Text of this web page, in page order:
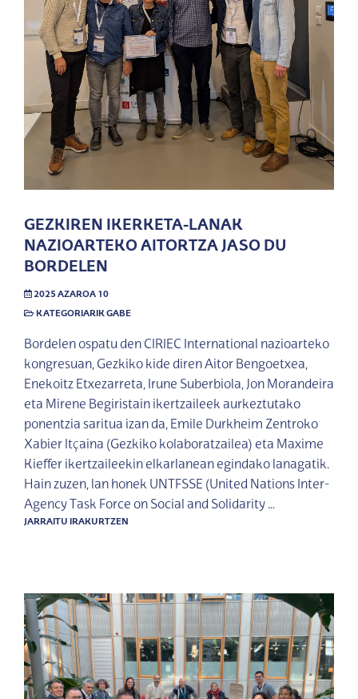
GEZKIREN IKERKETA-LANAK
NAZIOARTEKO AITORTZA JASO DU
BORDELEN
2025 AZAROA 10
KATEGORIARIK GABE
Bordelen ospatu den CIRIEC International nazioarteko
kongresuan, Gezkiko kide diren Aitor Bengoetxea,
Enekoitz Etxezarreta, Irune Suberbiola, Jon Morandeira
eta Mirene Begiristain ikertzaileek aurkeztutako
ponentzia saritua izan da, Emile Durkheim Zentroko
Xabier Itçaina (Gezkiko kolaboratzailea) eta Maxime
Kieffer ikertzaileekin elkarlanean egindako lanagatik.
Hain zuzen, lan honek UNTFSSE (United Nations Inter-
Agency Task Force on Social and Solidarity …
JARRAITU IRAKURTZEN